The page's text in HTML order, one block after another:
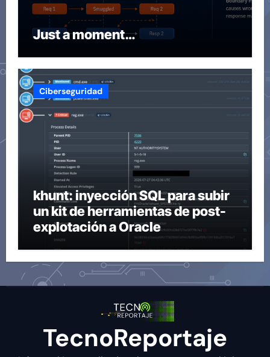
Just a moment…
Ciberseguridad
khunt: inyección SQL para subir
un kit de herramientas de post-
explotación a Oracle
TecnoReportaje